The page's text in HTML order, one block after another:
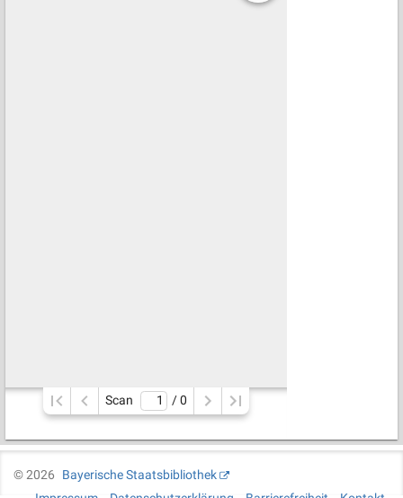
Scan / 0
©2026
Bayerische Staatsbibliothek